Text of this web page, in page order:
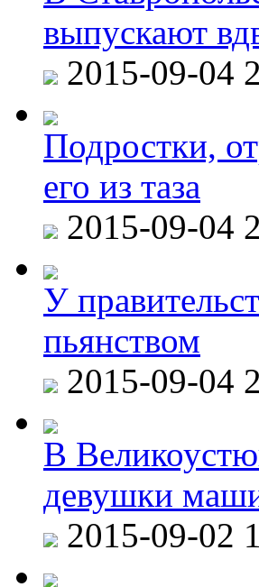
выпускают
2015-09-04
Подростки,
его из таза
2015-09-04
У
пьянством
2015-09-04
В
девушки
2015-09-02